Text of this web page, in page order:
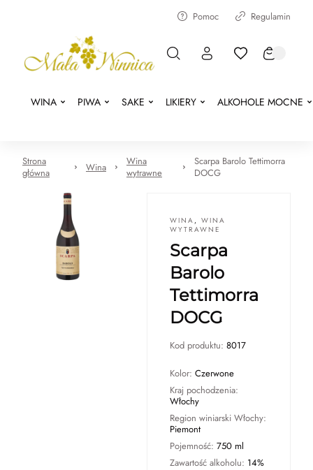
Pomoc Regulamin
WINA PIWA SAKE LIKIERY ALKOHOLE MOCNE
Strona
główna
Wina
Wina
wytrawne
Scarpa Barolo Tettimorra
DOCG
WINA , WINA
WYTRAWNE
Scarpa
Barolo
Tettimorra
DOCG
Kod produktu: 8017
Kolor: Czerwone
Kraj pochodzenia:
Włochy
Region winiarski Włochy:
Piemont
Pojemność: 750 ml
Zawartość alkoholu: 14%